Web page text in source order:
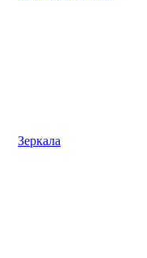
Зеркала